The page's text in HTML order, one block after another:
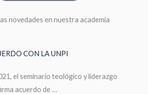
novedades en nuestra academia
CON LA UNPI
el seminario teológico y liderazgo
acuerdo de …